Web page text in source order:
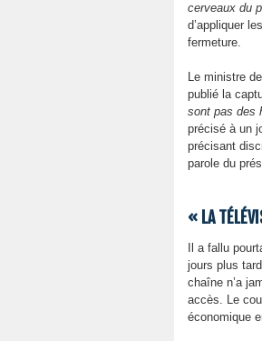
cerveaux du
d’appliquer
fermeture.
Le ministre
publié la
sont pas des
précisé à un
précisant
parole du
« LA
Il a fallu
jours plus
chaîne n’a
accès. Le
économique